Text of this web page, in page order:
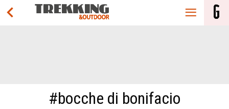
#bocche di bonifacio